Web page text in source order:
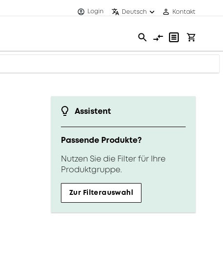
Login Deutsch Kontakt
Assistent
Passende Produkte?
Nutzen Sie die Filter für Ihre
Produktgruppe.
Zur Filterauswahl